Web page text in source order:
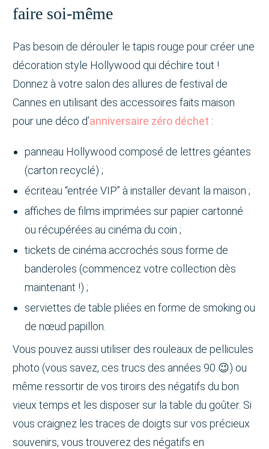
faire soi-même
Pas besoin de dérouler le tapis rouge pour créer une
décoration style Hollywood qui déchire tout !
Donnez à votre salon des allures de festival de
Cannes en utilisant des accessoires faits maison
pour une déco d’anniversaire zéro déchet :
panneau Hollywood composé de lettres géantes
(carton recyclé) ;
écriteau “entrée VIP” à installer devant la maison ;
affiches de films imprimées sur papier cartonné
ou récupérées au cinéma du coin ;
tickets de cinéma accrochés sous forme de
banderoles (commencez votre collection dès
maintenant !) ;
serviettes de table pliées en forme de smoking ou
de nœud papillon.
Vous pouvez aussi utiliser des rouleaux de pellicules
photo (vous savez, ces trucs des années 90 😉) ou
même ressortir de vos tiroirs des négatifs du bon
vieux temps et les disposer sur la table du goûter. Si
vous craignez les traces de doigts sur vos précieux
souvenirs, vous trouverez des négatifs en